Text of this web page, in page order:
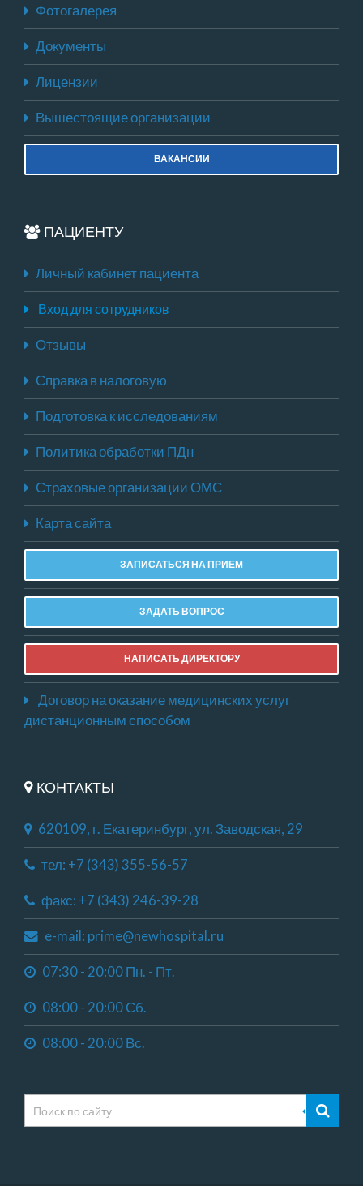
Фотогалерея
Документы
Лицензии
Вышестоящие организации
ВАКАНСИИ
ПАЦИЕНТУ
Личный кабинет пациента
Вход для сотрудников
Отзывы
Справка в налоговую
Подготовка к исследованиям
Политика обработки ПДн
Страховые организации ОМС
Карта сайта
ЗАПИСАТЬСЯ НА ПРИЕМ
ЗАДАТЬ ВОПРОС
НАПИСАТЬ ДИРЕКТОРУ
Договор на оказание медицинских услуг
дистанционным способом
КОНТАКТЫ
620109, г. Екатеринбург, ул. Заводская, 29
тел: +7 (343) 355-56-57
факс: +7 (343) 246-39-28
e-mail: prime@newhospital.ru
07:30 - 20:00 Пн. - Пт.
08:00 - 20:00 Сб.
08:00 - 20:00 Вс.